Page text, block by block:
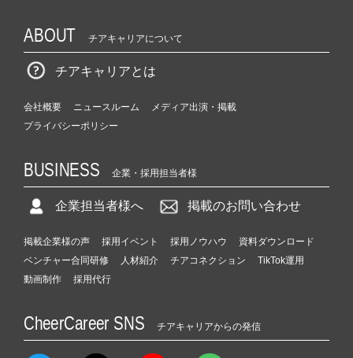
ABOUT チアキャリアについて
チアキャリアとは
会社概要 ニュースルーム
メディア出演・掲載
プライバシーポリシー
BUSINESS 企業・採用担当者様
企業担当者様へ 掲載のお問い合わせ
掲載企業様の声 採用イベント 採用ノウハウ
資料ダウンロード
ベンチャー合同研修
人材紹介 チアコネクション
TikTok運用
動画制作
採用代行
CheerCareer SNS チアキャリアからの発信